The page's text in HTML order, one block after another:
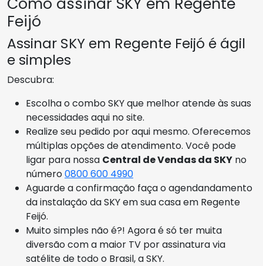
Feijó
Assinar SKY em Regente Feijó é ágil
e simples
Descubra:
Escolha o combo SKY que melhor atende às suas
necessidades aqui no site.
Realize seu pedido por aqui mesmo. Oferecemos
múltiplas opções de atendimento. Você pode
ligar para nossa Central de Vendas da SKY no
número0800 600 4990
Aguarde a confirmação faça o agendandamento
da instalação da SKY em sua casa em Regente
Feijó.
Muito simples não é?! Agora é só ter muita
diversão com a maior TV por assinatura via
satélite de todo o Brasil, a SKY.